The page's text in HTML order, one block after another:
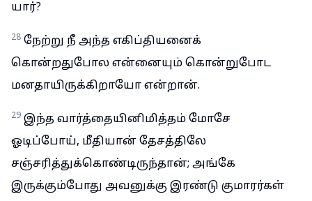
யார்?
28 நேற்று நீ அந்த எகிப்தியனைக்
கொன்றதுபோல என்னையும் கொன்றுபோட
மனதாயிருக்கிறாயோ என்றான்.
29 இந்த வார்த்தையினிமித்தம் மோசே
ஓடிப்போய், மீதியான் தேசத்திலே
சஞ்சரித்துக்கொண்டிருந்தான்; அங்கே
இருக்கும்போது அவனுக்கு இரண்டு குமாரர்கள்